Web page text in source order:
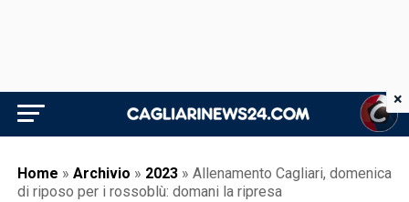
Home » Archivio » 2023 » Allenamento Cagliari, domenica
di riposo per i rossoblù: domani la ripresa
×